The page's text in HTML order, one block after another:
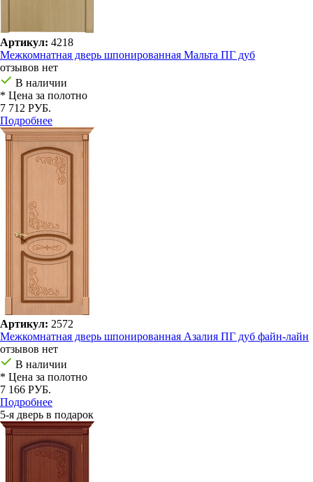
Артикул: 4218
Межкомнатная дверь шпонированная Мальта ПГ дуб
отзывов нет
В наличии
* Цена за полотно
7 712 РУБ.
Подробнее
Артикул: 2572
Межкомнатная дверь шпонированная Азалия ПГ дуб файн-лайн
отзывов нет
В наличии
* Цена за полотно
7 166 РУБ.
Подробнее
5-я дверь в подарок